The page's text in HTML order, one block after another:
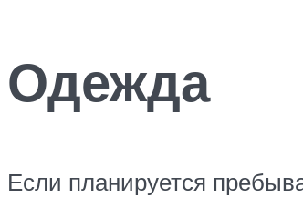
Одежда
Если планируется